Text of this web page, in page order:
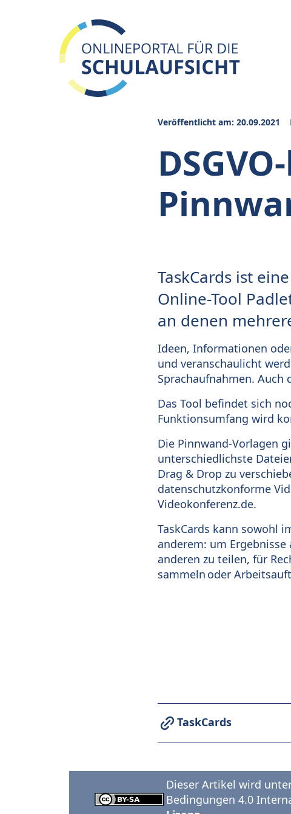
Veröffentlicht am: 20.09.2021
TaskCards ist
Online-Tool
an denen
Ideen, Informationen
und veranschaulicht
Sprachaufnahmen.
Das Tool befindet sich
Funktionsumfang wird
Die Pinnwand-Vorlagen
unterschiedlichste
Drag & Drop zu
datenschutzkonforme
Videokonferenz.de.
TaskCards kann sowohl
anderem: um
anderen zu teilen, für
sammeln oder
TaskCards
Dieser Artikel wird
Bedingungen 4.0